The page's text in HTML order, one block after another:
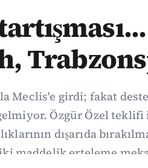
Meclis'e girdi; fakat
Özgür Özel teklifi
dışarıda
maddelik erteleme